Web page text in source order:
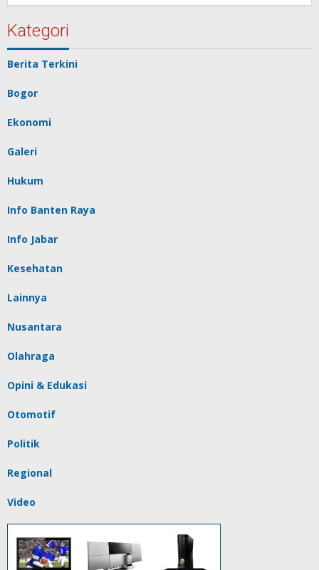
Kategori
Berita Terkini
Bogor
Ekonomi
Galeri
Hukum
Info Banten Raya
Info Jabar
Kesehatan
Lainnya
Nusantara
Olahraga
Opini & Edukasi
Otomotif
Politik
Regional
Video